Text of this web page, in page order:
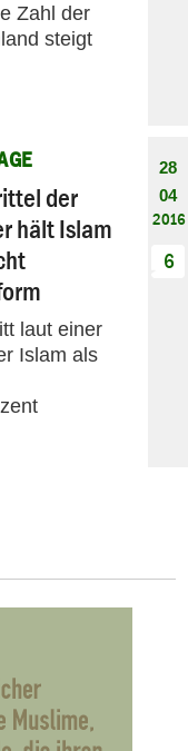
Zahl der
steigt
der
hält Islam
laut einer
Islam als
28
04
2016
6